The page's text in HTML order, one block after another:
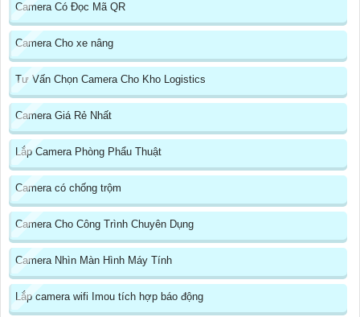
Camera Có Đọc Mã QR
Camera Cho xe nâng
Tư Vấn Chọn Camera Cho Kho Logistics
Camera Giá Rẻ Nhất
Lắp Camera Phòng Phẩu Thuật
Camera có chống trộm
Camera Cho Công Trình Chuyên Dụng
Camera Nhìn Màn Hình Máy Tính
Lắp camera wifi Imou tích hợp báo động